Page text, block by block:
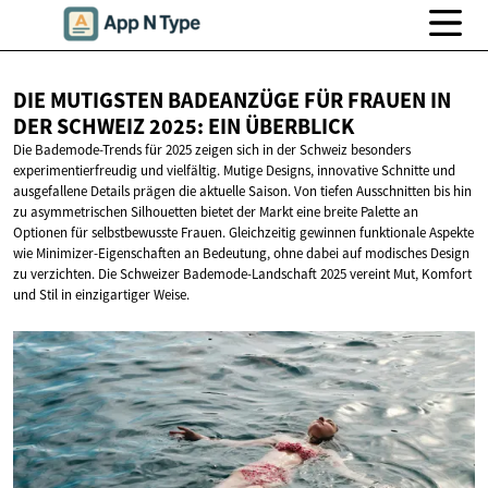
DIE MUTIGSTEN BADEANZÜGE FÜR FRAUEN IN
DER SCHWEIZ 2025: EIN ÜBERBLICK
Die Bademode-Trends für 2025 zeigen sich in der Schweiz besonders
experimentierfreudig und vielfältig. Mutige Designs, innovative Schnitte und
ausgefallene Details prägen die aktuelle Saison. Von tiefen Ausschnitten bis hin
zu asymmetrischen Silhouetten bietet der Markt eine breite Palette an
Optionen für selbstbewusste Frauen. Gleichzeitig gewinnen funktionale Aspekte
wie Minimizer-Eigenschaften an Bedeutung, ohne dabei auf modisches Design
zu verzichten. Die Schweizer Bademode-Landschaft 2025 vereint Mut, Komfort
und Stil in einzigartiger Weise.